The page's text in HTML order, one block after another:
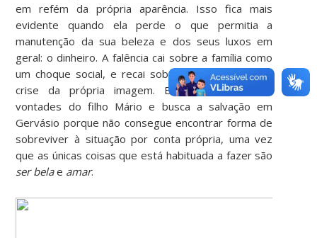
em refém da própria aparência. Isso fica mais
evidente quando ela perde o que permitia a
manutenção da sua beleza e dos seus luxos em
geral: o dinheiro. A falência cai sobre a família como
um choque social, e recai sobre Camila como uma
crise da própria imagem. Ela se submete às
vontades do filho Mário e busca a salvação em
Gervásio porque não consegue encontrar forma de
sobreviver à situação por conta própria, uma vez
que as únicas coisas que está habituada a fazer são
ser belae amar.